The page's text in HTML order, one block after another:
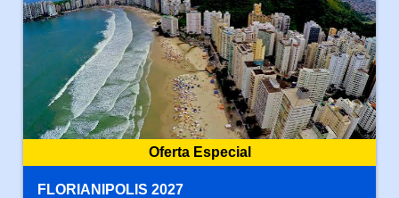
Oferta Especial
FLORIANIPOLIS 2027